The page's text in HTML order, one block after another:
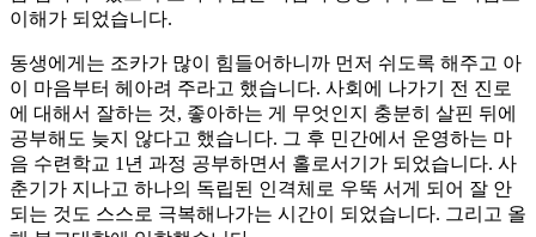
이해가 되었습니다.
동생에게는 조카가 많이 힘들어하니까 먼저 쉬도록 해주고 아
이 마음부터 헤아려 주라고 했습니다. 사회에 나가기 전 진로
에 대해서 잘하는 것, 좋아하는 게 무엇인지 충분히 살핀 뒤에
공부해도 늦지 않다고 했습니다. 그 후 민간에서 운영하는 마
음 수련학교 1년 과정 공부하면서 홀로서기가 되었습니다. 사
춘기가 지나고 하나의 독립된 인격체로 우뚝 서게 되어 잘 안
되는 것도 스스로 극복해나가는 시간이 되었습니다. 그리고 올